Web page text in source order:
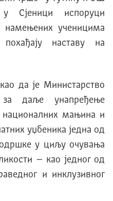
у Сјеници испоруци
намењених ученицима
наставу на
да је Министарство
за даље унапређење
националних мањина и
уџбеника једна од
у циљу очувања
– као једног од
и инклузивног